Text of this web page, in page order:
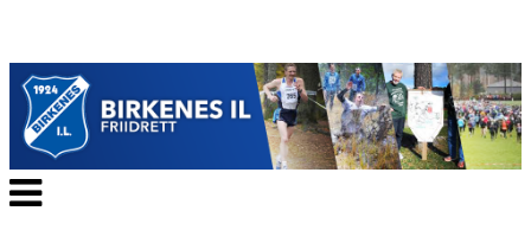
Veksle
navigasjon